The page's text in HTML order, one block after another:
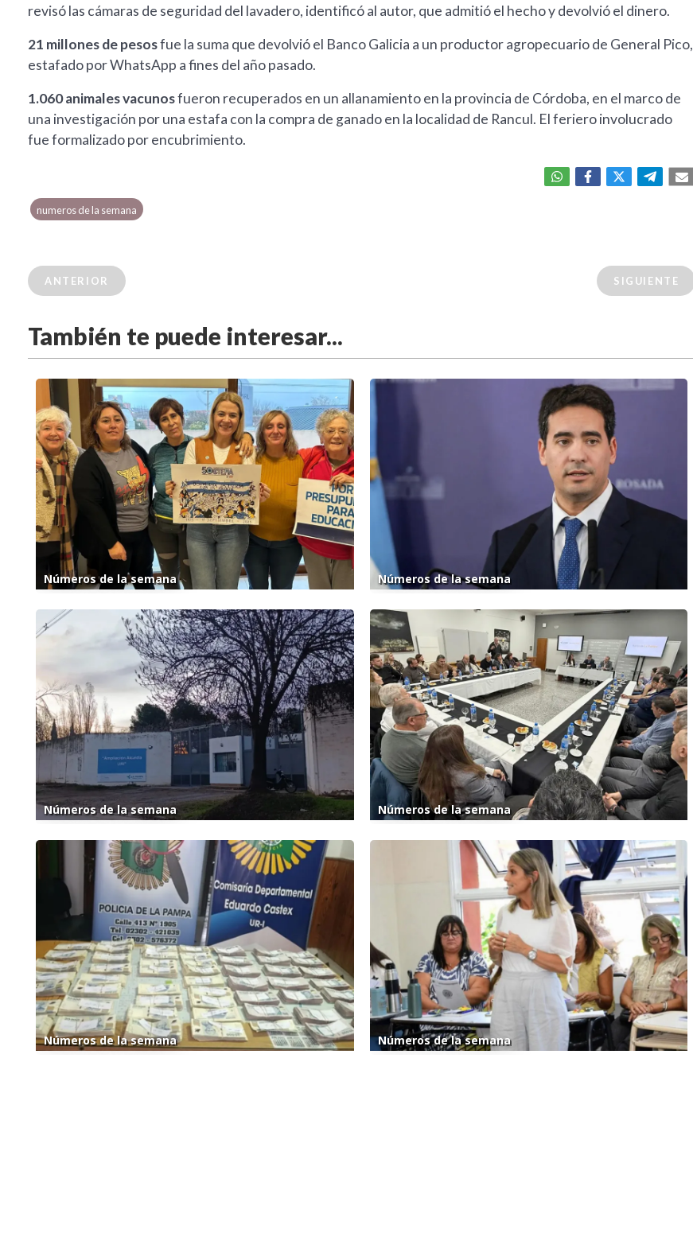
revisó las cámaras de seguridad del lavadero, identificó al autor, que admitió el hecho y devolvió el dinero.
21 millones de pesosfue la suma que devolvió el Banco Galicia a un productor agropecuario de General Pico,
estafado por WhatsApp a fines del año pasado.
1.060 animales vacunosfueron recuperados en un allanamiento en la provincia de Córdoba, en el marco de
una investigación por una estafa con la compra de ganado en la localidad de Rancul. El feriero involucrado
fue formalizado por encubrimiento.
numeros de la semana
ANTERIOR SIGUIENTE
También te puede interesar...
Números de la semana Números de la semana
Números de la semana Números de la semana
Números de la semana Números de la semana